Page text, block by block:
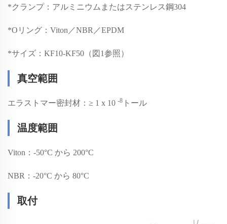
*クランプ：アルミニウムまたはステンレス鋼304
*Oリング：Viton／NBR／EPDM
*サイズ：KF10-KF50（図1参照）
真空範囲
エラストマー密封材：≥ 1 x 10 -8 トール
温度範囲
Viton：-50°C から 200°C
NBR：-20°C から 80°C
取付